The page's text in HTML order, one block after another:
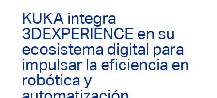
KUKA integra
3DEXPERIENCE en su
ecosistema digital para
impulsar la eficiencia en
robótica y